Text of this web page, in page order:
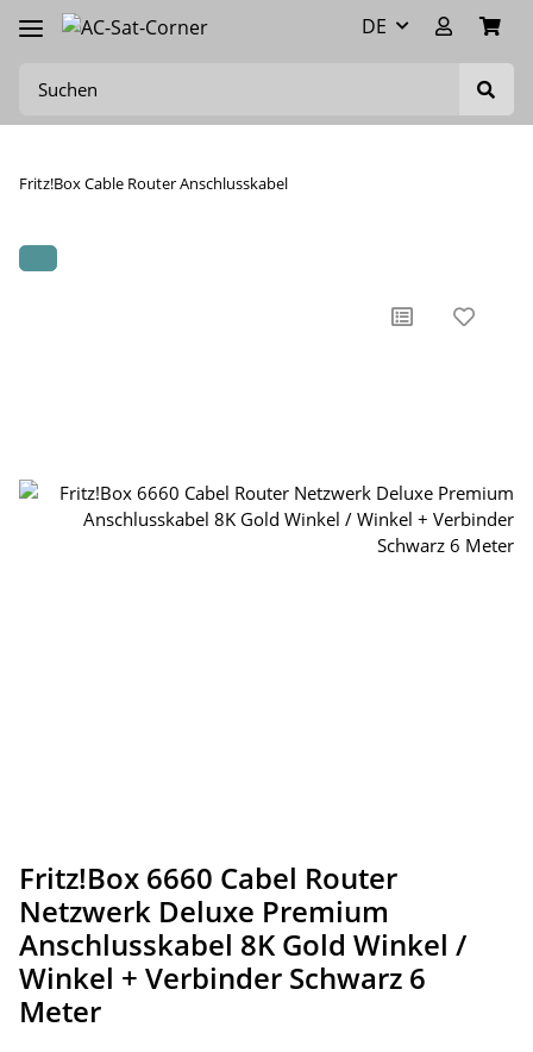
DE
Fritz!Box Cable Router Anschlusskabel
Fritz!Box 6660 Cabel Router
Netzwerk Deluxe Premium
Anschlusskabel 8K Gold Winkel /
Winkel + Verbinder Schwarz 6
Meter